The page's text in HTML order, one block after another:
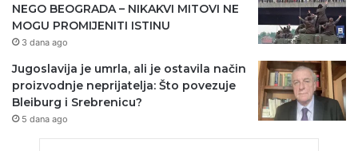
NEGO BEOGRADA – NIKAKVI MITOVI NE
MOGU PROMIJENITI ISTINU
3 dana ago
Jugoslavija je umrla, ali je ostavila način
proizvodnje neprijatelja: Što povezuje
Bleiburg i Srebrenicu?
5 dana ago